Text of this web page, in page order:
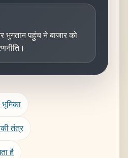
भुगतान पहुंच ने बाजार को
तंत्र
है